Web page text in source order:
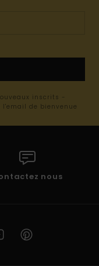
inscrits -
de bienvenue
nous